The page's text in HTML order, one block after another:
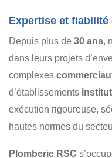
ENTRETIEN
Expertise et fiabilité
Depuis plus de 30 ans,
dans leurs projets
complexes
d’établissements
exécution rigoureuse,
hautes normes du
Plomberie RSC